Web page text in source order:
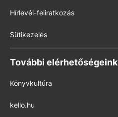
Hírlevél-feliratkozás
Sütikezelés
További elérhetőségeink
Könyvkultúra
kello.hu